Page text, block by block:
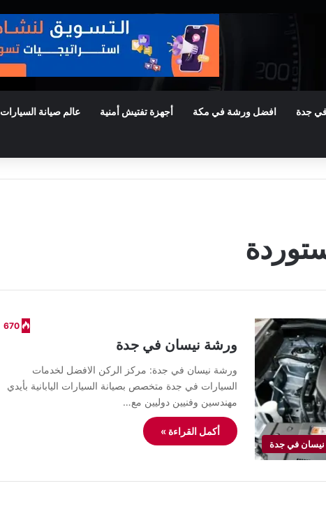
جدة افضل ورشة في مكة أجهزة تفتيش أمنية عالم صيانة السيارات
نيسان في جدة
670
ورشة نيسان في جدة
ورشة نيسان في جدة: مركز الركن الافضل لخدمات
السيارات في جدة متخصص بصيانة السيارات اليابانية بأيدي
مهندسين وفنيين دوليين مع…
أكمل القراءة »